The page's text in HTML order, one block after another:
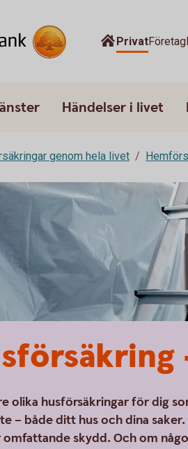
PrivatFöretag
Händelser i livet
genom hela livet
olika husförsäkringar för dig
– både ditt hus och dina
skydd. Och om